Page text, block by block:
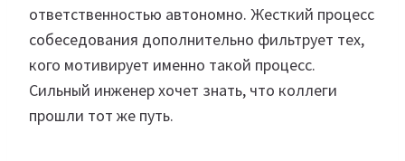
ответственностью автономно. Жесткий процесс
собеседования дополнительно фильтрует тех,
кого мотивирует именно такой процесс.
Сильный инженер хочет знать, что коллеги
прошли тот же путь.